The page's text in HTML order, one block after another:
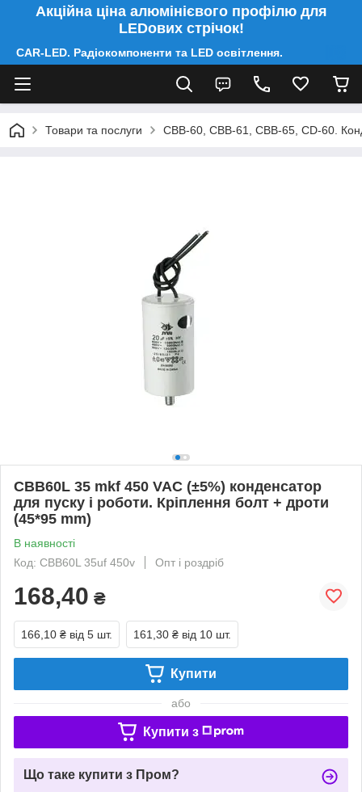
Акційна ціна алюмінієвого профілю для
LEDових стрічок!
CAR-LED. Радіокомпоненти та LED освітлення.
Товари та послуги CBB-60, CBB-61, CBB-65, CD-60.
CBB60L 35 mkf 450 VAC (±5%) конденсатор
для пуску і роботи. Кріплення болт + дроти
(45*95 mm)
В наявності
Код: CBB60L 35uf 450v
Опт і роздріб
168,40 ₴
166,10 ₴ від 5 шт. 161,30 ₴ від 10 шт.
Купити
або
Купити з
Що таке купити з Пром?